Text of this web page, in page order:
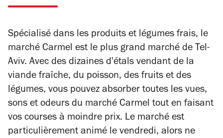
Spécialisé dans les produits et légumes frais, le
marché Carmel est le plus grand marché de Tel-
Aviv. Avec des dizaines d'étals vendant de la
viande fraîche, du poisson, des fruits et des
légumes, vous pouvez absorber toutes les vues,
sons et odeurs du marché Carmel tout en faisant
vos courses à moindre prix. Le marché est
particulièrement animé le vendredi, alors ne